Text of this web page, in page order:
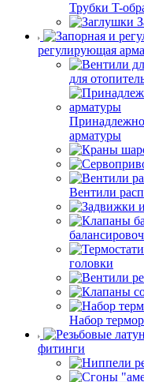
Трубки T-
регулирующая
для
арматуры
Вентили
головки
Набор
фитинги